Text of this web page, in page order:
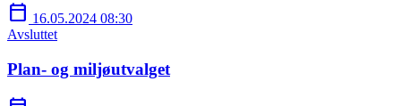
calendar_today 16.05.2024 08:30
Avsluttet
Plan- og miljøutvalget